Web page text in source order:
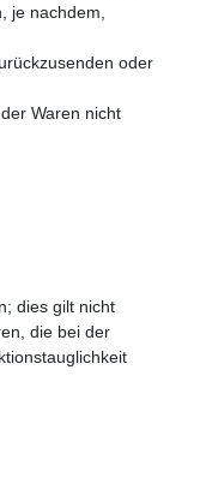
je nachdem,
oder
Waren nicht
dies gilt nicht
die bei der